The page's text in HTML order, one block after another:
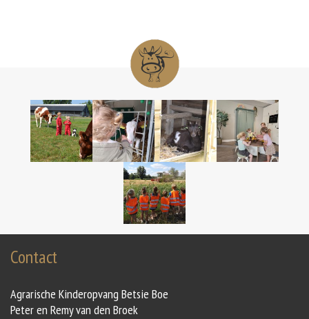
Contact
Agrarische Kinderopvang Betsie Boe
Peter en Remy van den Broek